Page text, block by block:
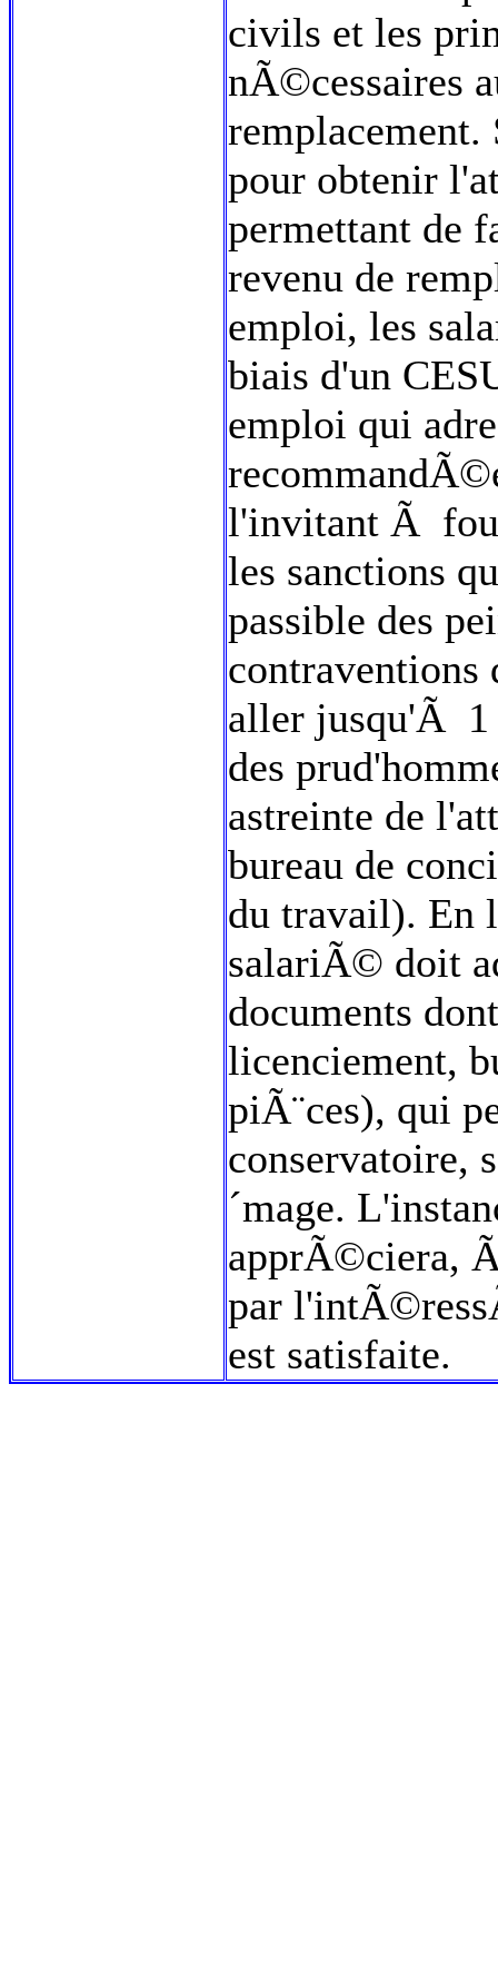
civils et les
nÃ©cessaires
pour obtenir
permettant de
revenu de
emploi, les
biais d'un
emploi qui
l'invitant Ã
les sanctions
passible des
contraventions
aller jusqu'Ã 1
des
astreinte de
bureau de
du travail). En
salariÃ© doit
documents
licenciement,
piÃ¨ces), qui
conservatoire,
´mage.
apprÃ©ciera,
par
est satisfaite.